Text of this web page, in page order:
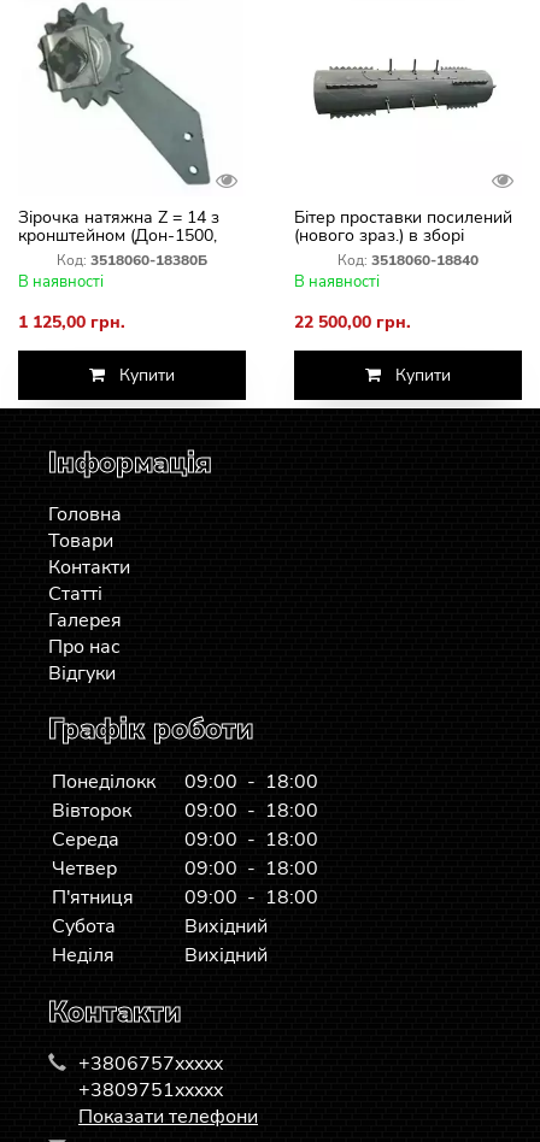
Зірочка натяжна Z = 14 з
кронштейном (Дон-1500,
Вектор) 3518060-18380Б
Код: 3518060-18380Б
В наявності
1 125,00 грн.
Купити
Бітер проставки посилений
(нового зраз.) в зборі
ДОН-1500,АКРОС
Код: 3518060-18840
В наявності
22 500,00 грн.
Купити
Інформація
Головна
Товари
Контакти
Статті
Галерея
Про нас
Відгуки
Графік роботи
Понеділокк
09:00 - 18:00
Вівторок
09:00 - 18:00
Середа
09:00 - 18:00
Четвер
09:00 - 18:00
П'ятниця
09:00 - 18:00
Субота
Вихідний
Неділя
Вихідний
Контакти
+3806757xxxxx
+3809751xxxxx
Показати телефони